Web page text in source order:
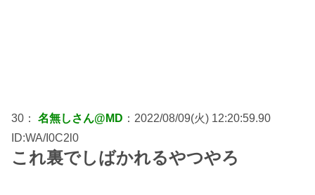
30： 名無しさん@MD ：2022/08/09(火) 12:20:59.90
ID:WA/I0C2l0
これ裏でしばかれるやつやろ